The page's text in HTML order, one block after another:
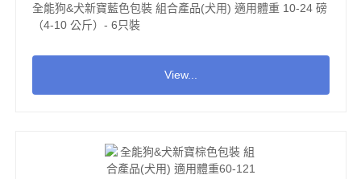
全能狗&犬新寶藍色包裝 組合產品(犬用) 適用體重 10-24 磅
（4-10 公斤）- 6只裝
View...